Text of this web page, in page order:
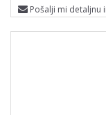
Pošalji mi detaljnu